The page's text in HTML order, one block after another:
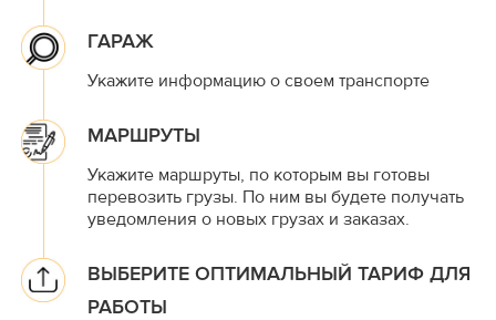
ГАРАЖ
Укажите информацию о своем транспорте
МАРШРУТЫ
Укажите маршруты, по которым вы готовы
перевозить грузы. По ним вы будете получать
уведомления о новых грузах и заказах.
ВЫБЕРИТЕ ОПТИМАЛЬНЫЙ ТАРИФ ДЛЯ
РАБОТЫ